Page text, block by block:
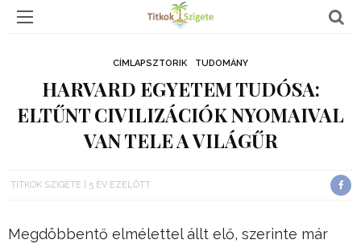
CÍMLAPSZTORIK TUDOMÁNY
HARVARD EGYETEM TUDÓSA:
ELTŰNT CIVILIZÁCIÓK NYOMAIVAL
VAN TELE A VILÁGŰR
TITKOK SZIGETE 5 ÉV EZELŐTT
Megdöbbentő elmélettel állt elő, szerinte már